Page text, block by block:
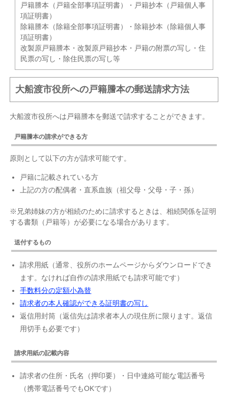
戸籍謄本（戸籍全部事項証明書）・戸籍抄本（戸籍個人事
項証明書）
除籍謄本（除籍全部事項証明書）・除籍抄本（除籍個人事
項証明書）
改製原戸籍謄本・改製原戸籍抄本・戸籍の附票の写し・住
民票の写し・除住民票の写し等
大船渡市役所への戸籍謄本の郵送請求方法
大船渡市役所へは戸籍謄本を郵送で請求することができます。
戸籍謄本の請求ができる方
原則として以下の方が請求可能です。
戸籍に記載されている方
上記の方の配偶者・直系血族（祖父母・父母・子・孫）
※兄弟姉妹の方が相続のために請求するときは、相続関係を証明
する書類（戸籍等）が必要になる場合があります。
送付するもの
請求用紙（通常、役所のホームページからダウンロードでき
ます。なければ自作の請求用紙でも請求可能です）
手数料分の定額小為替
請求者の本人確認ができる証明書の写し
返信用封筒（返信先は請求者本人の現住所に限ります。返信
用切手も必要です）
請求用紙の記載内容
請求者の住所・氏名（押印要）・日中連絡可能な電話番号
（携帯電話番号でもOKです）